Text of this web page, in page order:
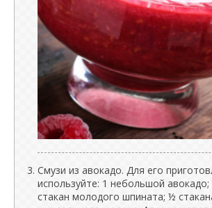
Смузи из авокадо. Для его
используйте: 1 небольшой авокадо;
стакан молодого шпината; ½